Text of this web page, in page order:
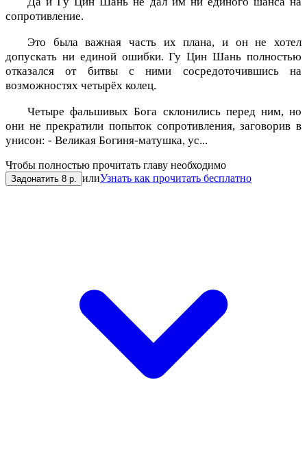
сопротивление.
Это была важная часть их плана, и он не хотел
допускать ни единой ошибки. Гу Цин Шань полностью
отказался от битвы с ними сосредоточившись на
возможностях четырёх колец.
Четыре фальшивых Бога склонились перед ним, но
они не прекратили попыток сопротивления, заговорив в
унисон: - Великая Богиня-матушка, ус...
Чтобы полностью прочитать главу необходимо
Задонатить 8 р. илиУзнать как прочитать бесплатно